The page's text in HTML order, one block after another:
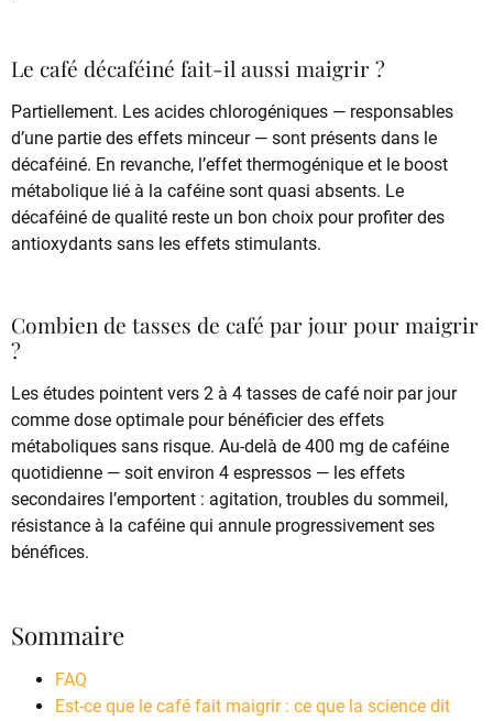
Le café décaféiné fait-il aussi maigrir ?
Partiellement. Les acides chlorogéniques — responsables
d’une partie des effets minceur — sont présents dans le
décaféiné. En revanche, l’effet thermogénique et le boost
métabolique lié à la caféine sont quasi absents. Le
décaféiné de qualité reste un bon choix pour profiter des
antioxydants sans les effets stimulants.
Combien de tasses de café par jour pour maigrir
?
Les études pointent vers 2 à 4 tasses de café noir par jour
comme dose optimale pour bénéficier des effets
métaboliques sans risque. Au-delà de 400 mg de caféine
quotidienne — soit environ 4 espressos — les effets
secondaires l’emportent : agitation, troubles du sommeil,
résistance à la caféine qui annule progressivement ses
bénéfices.
Sommaire
FAQ
Est-ce que le café fait maigrir : ce que la science dit